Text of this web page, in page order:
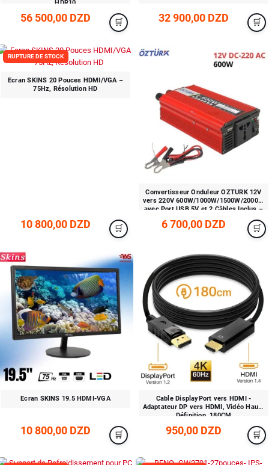
HDR10
56 500,00 DZD 32 900,00 DZD
RUPTURE DE STOCK
Ecran SKINS 20 Pouces HDMI/VGA –
75Hz, Résolution HD
10 800,00 DZD
Convertisseur Onduleur OZTURK 12V
vers 220V 600W/1000W/1500W/2000W
avec Port USB 5V et 2 Câbles Inclus –
6 700,00 DZD
Ecran SKINS 19.5 HDMI-VGA
10 800,00 DZD
Cable DisplayPort vers HDMI -
Adaptateur DP vers HDMI, Vidéo Haute
Définition, 180CM
950,00 DZD